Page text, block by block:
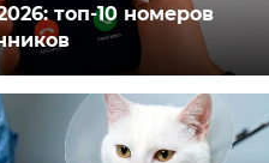
топ-10 номеров